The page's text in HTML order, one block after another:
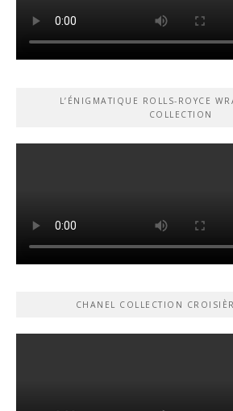
L’ÉNIGMATIQUE ROLLS-ROYCE
COLLECTION
CHANEL COLLECTION